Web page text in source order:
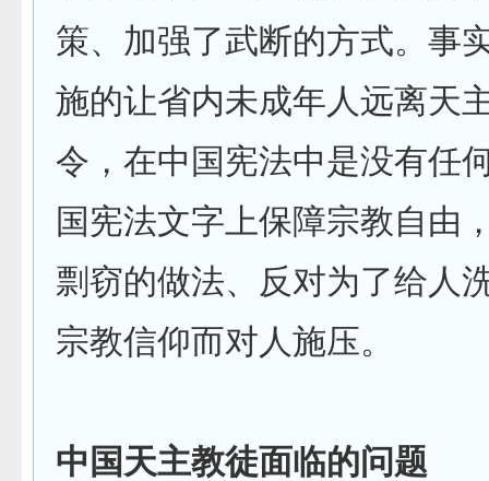
策、加强了武断的方式。事
施的让省内未成年人远离天
令，在中国宪法中是没有任
国宪法文字上保障宗教自由
剽窃的做法、反对为了给人
宗教信仰而对人施压。
中国天主教徒面临的问题